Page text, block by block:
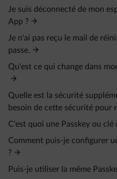
Je suis déconnecté de mon
App ?
Je n'ai pas reçu le mail de
passe.
Qu'est ce qui change dans
Quelle est la sécurité
besoin de cette sécurité pour
C'est quoi une Passkey ou clé
Comment puis-je configurer
?
Puis-je utiliser la même